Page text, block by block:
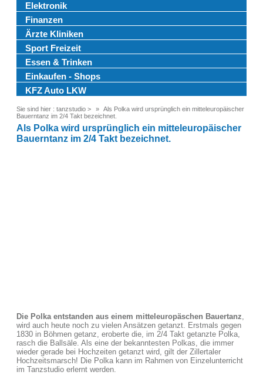
Elektronik
Finanzen
Ärzte Kliniken
Sport Freizeit
Essen & Trinken
Einkaufen - Shops
KFZ Auto LKW
Sie sind hier : tanzstudio >
Als Polka wird ursprünglich ein mitteleuropäischer
Bauerntanz im 2/4 Takt bezeichnet.
Als Polka wird ursprünglich ein mitteleuropäischer
Bauerntanz im 2/4 Takt bezeichnet.
Die Polka entstanden aus einem mitteleuropäschen Bauertanz,
wird auch heute noch zu vielen Ansätzen getanzt. Erstmals gegen
1830 in Böhmen getanz, eroberte die, im 2/4 Takt getanzte Polka,
rasch die Ballsäle. Als eine der bekanntesten Polkas, die immer
wieder gerade bei Hochzeiten getanzt wird, gilt der Zillertaler
Hochzeitsmarsch! Die Polka kann im Rahmen von Einzelunterricht
im Tanzstudio erlernt werden.